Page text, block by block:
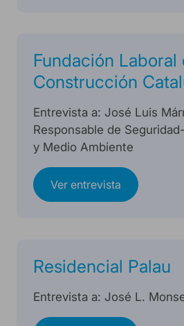
Fundación Laboral
Construcción
Entrevista a: José Luis
Responsable de
y Medio Ambiente
Ver entrevista
Residencial Palau
Entrevista a: José L.